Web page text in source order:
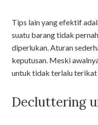
Tips lain yang efektif
suatu barang tidak
diperlukan. Aturan
keputusan. Meski
untuk tidak terlalu terikat
Decluttering